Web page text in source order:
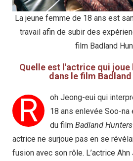
La jeune femme de 18 ans est
travail afin de subir des
film Badland
Quelle est l'actrice qui joue
dans le film
R
oh Jeong-eui qui
18 ans enlevée Soo-
du film Badland Hunters
actrice ne surjoue pas en se
fusion avec son rôle. L’actrice